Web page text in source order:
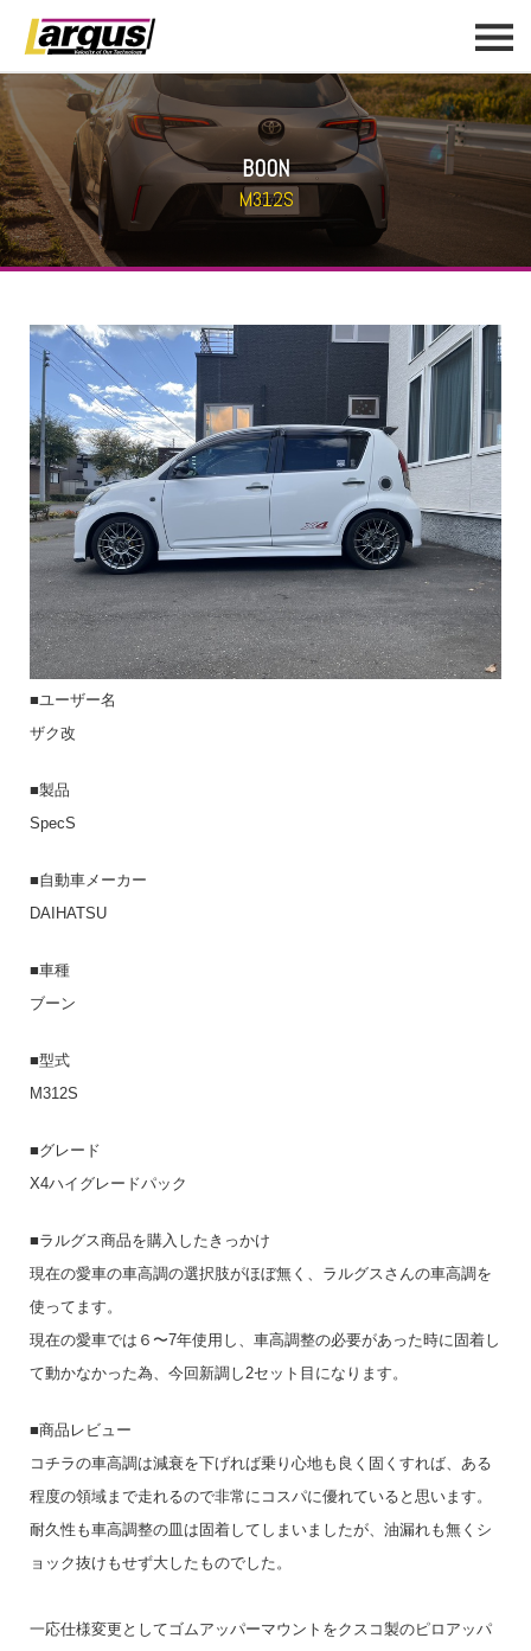
BOON
M312S
■ユーザー名
ザク改
■製品
SpecS
■自動車メーカー
DAIHATSU
■車種
ブーン
■型式
M312S
■グレード
X4ハイグレードパック
■ラルグス商品を購入したきっかけ
現在の愛車の車高調の選択肢がほぼ無く、ラルグスさんの車高調を
使ってます。
現在の愛車では６〜7年使用し、車高調整の必要があった時に固着し
て動かなかった為、今回新調し2セット目になります。
■商品レビュー
コチラの車高調は減衰を下げれば乗り心地も良く固くすれば、ある
程度の領域まで走れるので非常にコスパに優れていると思います。
耐久性も車高調整の皿は固着してしまいましたが、油漏れも無くシ
ョック抜けもせず大したものでした。
一応仕様変更としてゴムアッパーマウントをクスコ製のピロアッパ